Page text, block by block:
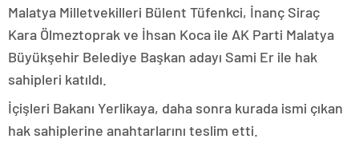
Malatya Milletvekilleri Bülent Tüfenkci, İnanç Siraç
Kara Ölmeztoprak ve İhsan Koca ile AK Parti Malatya
Büyükşehir Belediye Başkan adayı Sami Er ile hak
sahipleri katıldı.
İçişleri Bakanı Yerlikaya, daha sonra kurada ismi çıkan
hak sahiplerine anahtarlarını teslim etti.